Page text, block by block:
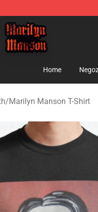
Marilyn Manson
Home
/Marilyn Manson T-Shirt